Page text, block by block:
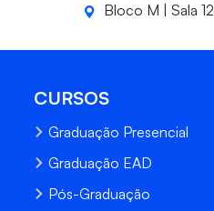
Bloco M | Sala 12
CURSOS
Graduação Presencial
Graduação EAD
Pós-Graduação